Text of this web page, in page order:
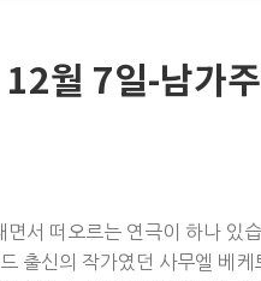
월 7일-남가
면서 떠오르는 연극이 하나
출신의 작가였던 사무엘 베